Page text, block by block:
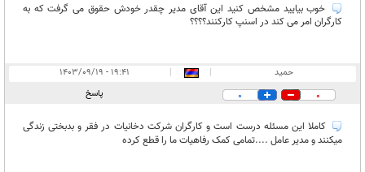
خوب بیایید مشخص کنید این آقای مدیر چقدر خودش حقوق می گرفت که به
کارگران امر می کند در اسنپ کارکنند؟؟؟؟
حمید |
|
۱۹:۴۱ - ۱۴۰۳/۰۹/۱۹
0
0 پاسخ
کاملا این مسئله درست است و کارگران شرکت دخانیات در فقر و بدبختی زندگی
میکنند و مدیر عامل ....تمامی کمک رفاهیات ما را قطع کرده